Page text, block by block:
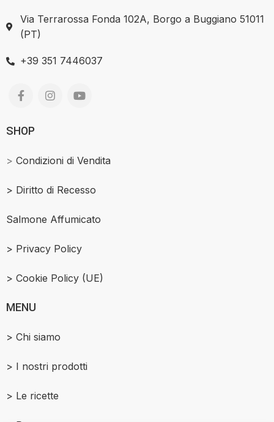
Via Terrarossa Fonda 102A, Borgo a Buggiano 51011
(PT)
+39 351 7446037
SHOP
> Condizioni di Vendita
> Diritto di Recesso
Salmone Affumicato
> Privacy Policy
> Cookie Policy (UE)
MENU
> Chi siamo
> I nostri prodotti
> Le ricette